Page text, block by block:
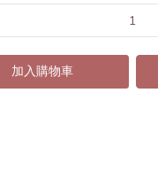
加入購物車